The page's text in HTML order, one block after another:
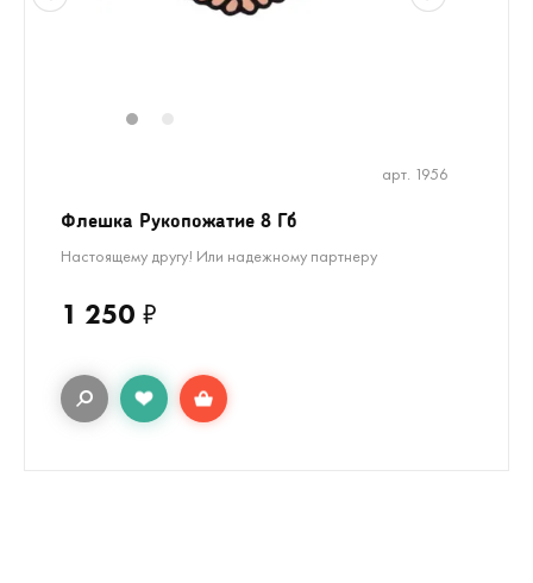
Флешка Рукопожатие 8 Гб
Настоящему другу! Или надежному партнеру
арт. 1956
1 250 ₽